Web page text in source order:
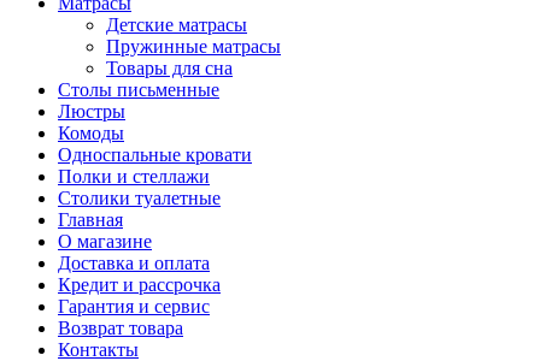
Детские матрасы
Пружинные матрасы
Товары для сна
Столы письменные
Люстры
Комоды
Односпальные кровати
Полки и стеллажи
Столики туалетные
Главная
О магазине
Доставка и оплата
Кредит и рассрочка
Гарантия и сервис
Возврат товара
Контакты